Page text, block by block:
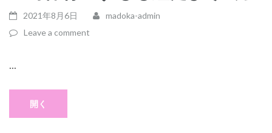
2021年8月6日
madoka-admin
Leave a comment
...
開く